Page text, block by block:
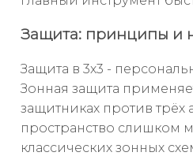
Защита: принципы и
Защита в 3х3 -
Зонная защита
защитниках против трёх
пространство слишком
классических зонных